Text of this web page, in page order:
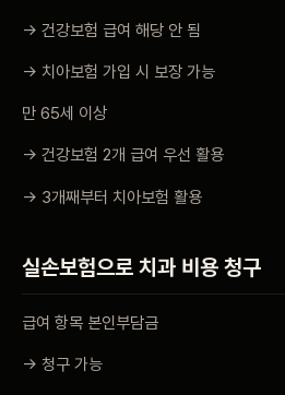
→ 건강보험 급여 해당 안 됨
→ 치아보험 가입 시 보장 가능
만 65세 이상
→ 건강보험 2개 급여 우선 활용
→ 3개째부터 치아보험 활용
실손보험으로 치과 비용 청구
급여 항목 본인부담금
→ 청구 가능